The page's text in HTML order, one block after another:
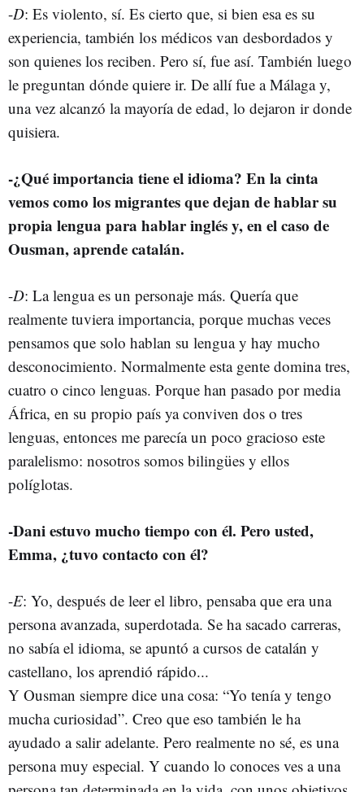
-D: Es violento, sí. Es cierto que, si bien esa es su
experiencia, también los médicos van desbordados y
son quienes los reciben. Pero sí, fue así. También luego
le preguntan dónde quiere ir. De allí fue a Málaga y,
una vez alcanzó la mayoría de edad, lo dejaron ir donde
quisiera.
-¿Qué importancia tiene el idioma? En la cinta
vemos como los migrantes que dejan de hablar su
propia lengua para hablar inglés y, en el caso de
Ousman, aprende catalán.
-D: La lengua es un personaje más. Quería que
realmente tuviera importancia, porque muchas veces
pensamos que solo hablan su lengua y hay mucho
desconocimiento. Normalmente esta gente domina tres,
cuatro o cinco lenguas. Porque han pasado por media
África, en su propio país ya conviven dos o tres
lenguas, entonces me parecía un poco gracioso este
paralelismo: nosotros somos bilingües y ellos
políglotas.
-Dani estuvo mucho tiempo con él. Pero usted,
Emma, ¿tuvo contacto con él?
-E: Yo, después de leer el libro, pensaba que era una
persona avanzada, superdotada. Se ha sacado carreras,
no sabía el idioma, se apuntó a cursos de catalán y
castellano, los aprendió rápido...
Y Ousman siempre dice una cosa: “Yo tenía y tengo
mucha curiosidad”. Creo que eso también le ha
ayudado a salir adelante. Pero realmente no sé, es una
persona muy especial. Y cuando lo conoces ves a una